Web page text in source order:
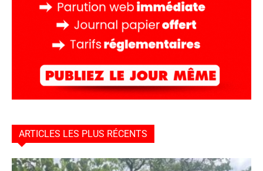
ARTICLES LES PLUS RÉCENTS